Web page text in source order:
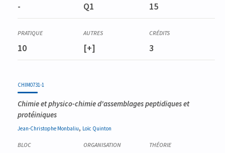
- Q1 15
10 [+] 3
CHIM0731-1
Chimie et physico-chimie d'assemblages peptidiques et
protéiniques
Jean-Christophe Monbaliu, Loïc Quinton